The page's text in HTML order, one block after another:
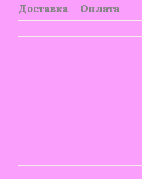
Доставка Оплата